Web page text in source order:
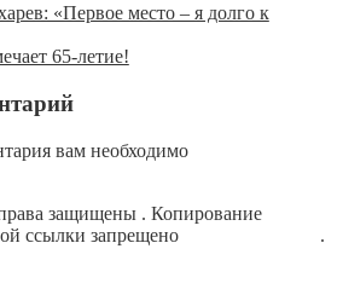
«Первое место – я долго к
65-летие!
вам необходимо
защищены . Копирование
ссылки запрещено
.